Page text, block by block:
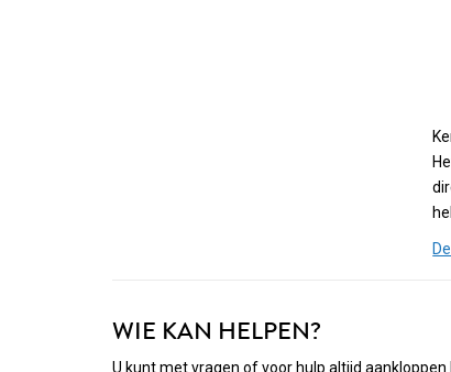
WIE KAN HELPEN?
U kunt met vragen of voor hulp altijd